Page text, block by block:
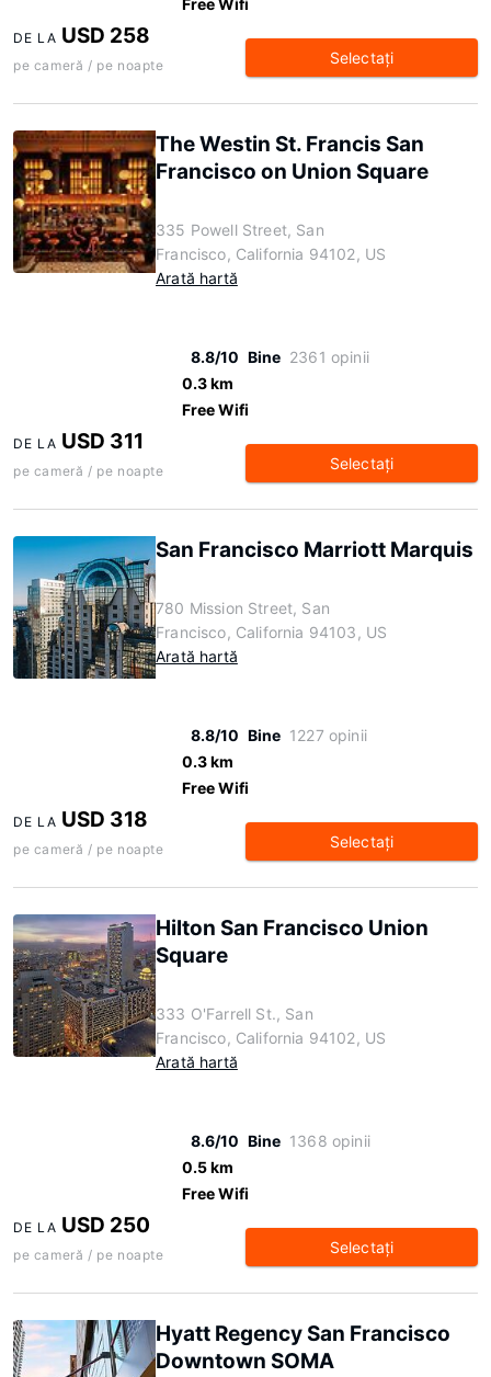
Free Wifi
DE LA USD 258
pe cameră / pe noapte Selectaţi
The Westin St. Francis San
Francisco on Union Square
335 Powell Street, San
Francisco, California 94102, US
Arată hartă
8.8/10 Bine 2361 opinii
0.3 km
Free Wifi
DE LA USD 311
pe cameră / pe noapte Selectaţi
San Francisco Marriott Marquis
780 Mission Street, San
Francisco, California 94103, US
Arată hartă
8.8/10 Bine 1227 opinii
0.3 km
Free Wifi
DE LA USD 318
pe cameră / pe noapte Selectaţi
Hilton San Francisco Union
Square
333 O'Farrell St., San
Francisco, California 94102, US
Arată hartă
8.6/10 Bine 1368 opinii
0.5 km
Free Wifi
DE LA USD 250
pe cameră / pe noapte Selectaţi
Hyatt Regency San Francisco
Downtown SOMA